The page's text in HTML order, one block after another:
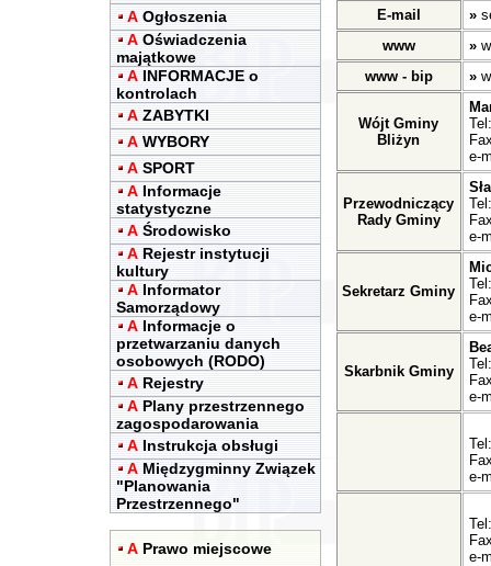
A Ogłoszenia
A Oświadczenia
majątkowe
A INFORMACJE o
kontrolach
A ZABYTKI
A WYBORY
A SPORT
A Informacje
statystyczne
A Środowisko
A Rejestr instytucji
kultury
A Informator
Samorządowy
A Informacje o
przetwarzaniu danych
osobowych (RODO)
A Rejestry
A Plany przestrzennego
zagospodarowania
A Instrukcja obsługi
A Międzygminny Związek
"Planowania
Przestrzennego"
A Prawo miejscowe
E-mail »
www
»
www - bip
»
Wójt Gminy
Bliżyn
e-
Przewodniczący
Rady Gminy
e-
Sekretarz Gminy
e-
Skarbnik Gminy
e-
Tel:
e-
Tel:
e-